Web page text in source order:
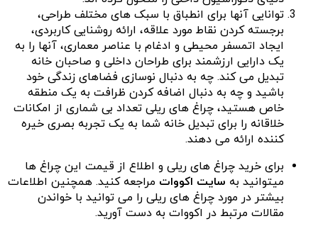
توانایی آنها برای انطباق با سبک های مختلف طراحی،
برجسته کردن نقاط مورد علاقه، ارائه روشنایی کاربردی،
ایجاد اتمسفر محیطی و ادغام با عناصر معماری، آنها را به
یک دارایی ارزشمند برای طراحان داخلی و صاحبان خانه
تبدیل می کند. چه به دنبال نوسازی فضاهای زندگی خود
باشید و چه به دنبال اضافه کردن ظرافت به یک منطقه
خاص هستید، چراغ های ریلی تعداد بی شماری از امکانات
خلاقانه را برای تبدیل خانه شما به یک تجربه بصری خیره
کننده ارائه می دهند.
برای خرید چراغ های ریلی و اطلاع از قیمت این چراغ ها
میتوانید به سایت اکووات مراجعه کنید. همچنین اطلاعات
بیشتر در مورد چراغ های ریلی را می توانید با خواندن
مقالات مرتبط در اکووات به دست آورید.